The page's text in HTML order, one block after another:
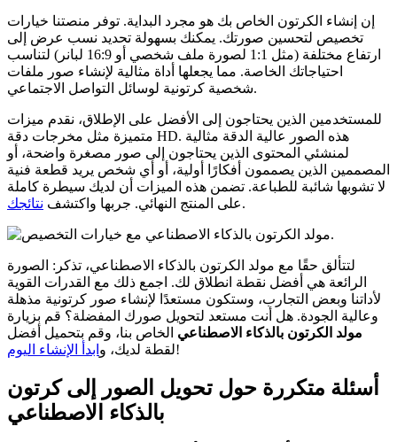
إن إنشاء الكرتون الخاص بك هو مجرد البداية. توفر منصتنا خيارات
تخصيص لتحسين صورتك. يمكنك بسهولة تحديد نسب عرض إلى
ارتفاع مختلفة (مثل 1:1 لصورة ملف شخصي أو 16:9 لبانر) لتناسب
احتياجاتك الخاصة. مما يجعلها أداة مثالية لإنشاء صور ملفات
شخصية كرتونية لوسائل التواصل الاجتماعي.
للمستخدمين الذين يحتاجون إلى الأفضل على الإطلاق، نقدم ميزات
متميزة مثل مخرجات دقة HD. هذه الصور عالية الدقة مثالية
لمنشئي المحتوى الذين يحتاجون إلى صور مصغرة واضحة، أو
المصممين الذين يصممون أفكارًا أولية، أو أي شخص يريد قطعة فنية
لا تشوبها شائبة للطباعة. تضمن هذه الميزات أن لديك سيطرة كاملة
على المنتج النهائي. جربها واكتشف نتائجك .
لتتألق حقًا مع مولد الكرتون بالذكاء الاصطناعي، تذكر: الصورة
الرائعة هي أفضل نقطة انطلاق لك. اجمع ذلك مع القدرات القوية
لأداتنا وبعض التجارب، وستكون مستعدًا لإنشاء صور كرتونية مذهلة
وعالية الجودة. هل أنت مستعد لتحويل صورك المفضلة؟ قم بزيارة
مولد الكرتون بالذكاء الاصطناعي الخاص بنا، وقم بتحميل أفضل
لقطة لديك، و ابدأ الإنشاء اليوم !
أسئلة متكررة حول تحويل الصور إلى كرتون
بالذكاء الاصطناعي